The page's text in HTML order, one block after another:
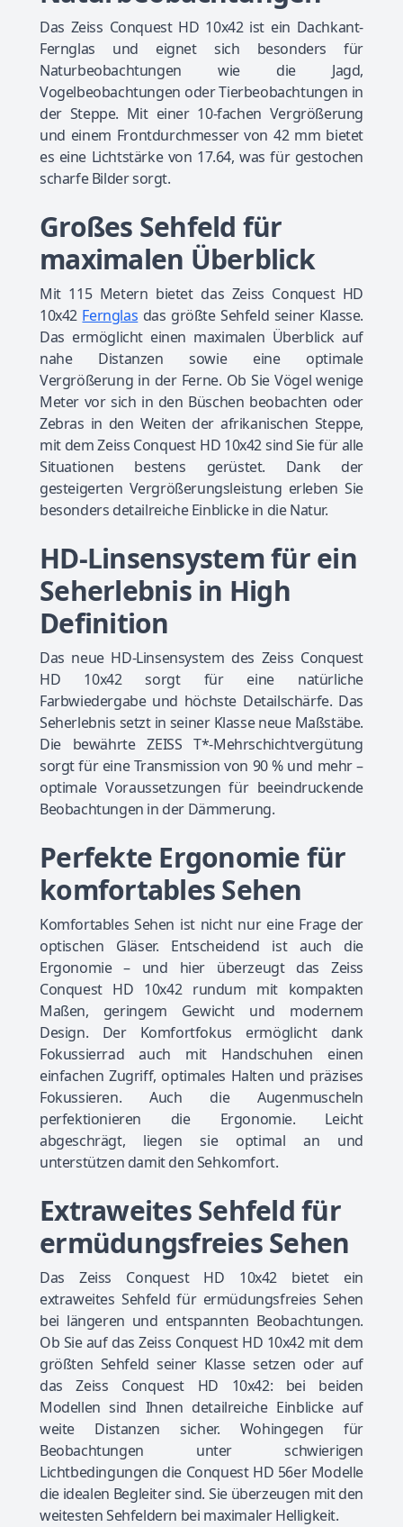
Das Zeiss Conquest HD 10x42 ist ein Dachkant-
Fernglas und eignet sich besonders für
Naturbeobachtungen wie die Jagd,
Vogelbeobachtungen oder Tierbeobachtungen in
der Steppe. Mit einer 10-fachen Vergrößerung
und einem Frontdurchmesser von 42 mm bietet
es eine Lichtstärke von 17.64, was für gestochen
scharfe Bilder sorgt.
Großes Sehfeld für
maximalen Überblick
Mit 115 Metern bietet das Zeiss Conquest HD
10x42 Fernglas das größte Sehfeld seiner Klasse.
Das ermöglicht einen maximalen Überblick auf
nahe Distanzen sowie eine optimale
Vergrößerung in der Ferne. Ob Sie Vögel wenige
Meter vor sich in den Büschen beobachten oder
Zebras in den Weiten der afrikanischen Steppe,
mit dem Zeiss Conquest HD 10x42 sind Sie für alle
Situationen bestens gerüstet. Dank der
gesteigerten Vergrößerungsleistung erleben Sie
besonders detailreiche Einblicke in die Natur.
HD-Linsensystem für ein
Seherlebnis in High
Definition
Das neue HD-Linsensystem des Zeiss Conquest
HD 10x42 sorgt für eine natürliche
Farbwiedergabe und höchste Detailschärfe. Das
Seherlebnis setzt in seiner Klasse neue Maßstäbe.
Die bewährte ZEISS T*-Mehrschichtvergütung
sorgt für eine Transmission von 90 % und mehr –
optimale Voraussetzungen für beeindruckende
Beobachtungen in der Dämmerung.
Perfekte Ergonomie für
komfortables Sehen
Komfortables Sehen ist nicht nur eine Frage der
optischen Gläser. Entscheidend ist auch die
Ergonomie – und hier überzeugt das Zeiss
Conquest HD 10x42 rundum mit kompakten
Maßen, geringem Gewicht und modernem
Design. Der Komfortfokus ermöglicht dank
Fokussierrad auch mit Handschuhen einen
einfachen Zugriff, optimales Halten und präzises
Fokussieren. Auch die Augenmuscheln
perfektionieren die Ergonomie. Leicht
abgeschrägt, liegen sie optimal an und
unterstützen damit den Sehkomfort.
Extraweites Sehfeld für
ermüdungsfreies Sehen
Das Zeiss Conquest HD 10x42 bietet ein
extraweites Sehfeld für ermüdungsfreies Sehen
bei längeren und entspannten Beobachtungen.
Ob Sie auf das Zeiss Conquest HD 10x42 mit dem
größten Sehfeld seiner Klasse setzen oder auf
das Zeiss Conquest HD 10x42: bei beiden
Modellen sind Ihnen detailreiche Einblicke auf
weite Distanzen sicher. Wohingegen für
Beobachtungen unter schwierigen
Lichtbedingungen die Conquest HD 56er Modelle
die idealen Begleiter sind. Sie überzeugen mit den
weitesten Sehfeldern bei maximaler Helligkeit.